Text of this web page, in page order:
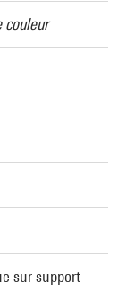
couleur
sur support